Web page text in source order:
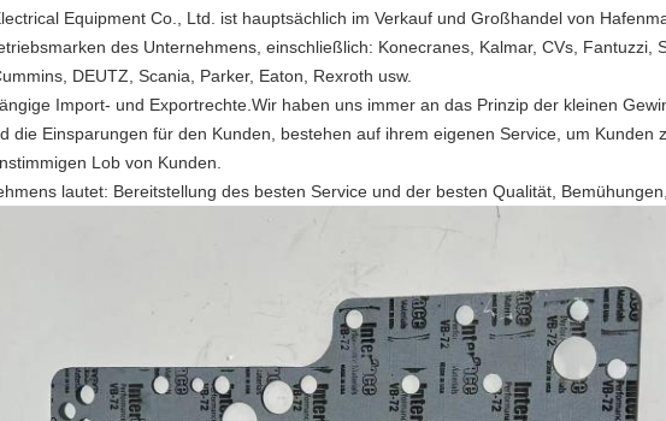
Equipment Co., Ltd. ist hauptsächlich im Verkauf und Großhandel von
des Unternehmens, einschließlich: Konecranes, Kalmar, CVs, Fantuzzi,
DEUTZ, Scania, Parker, Eaton, Rexroth usw.
Import- und Exportrechte.Wir haben uns immer an das Prinzip der kleinen
die Einsparungen für den Kunden, bestehen auf ihrem eigenen Service, um
Lob von Kunden.
lautet: Bereitstellung des besten Service und der besten Qualität,